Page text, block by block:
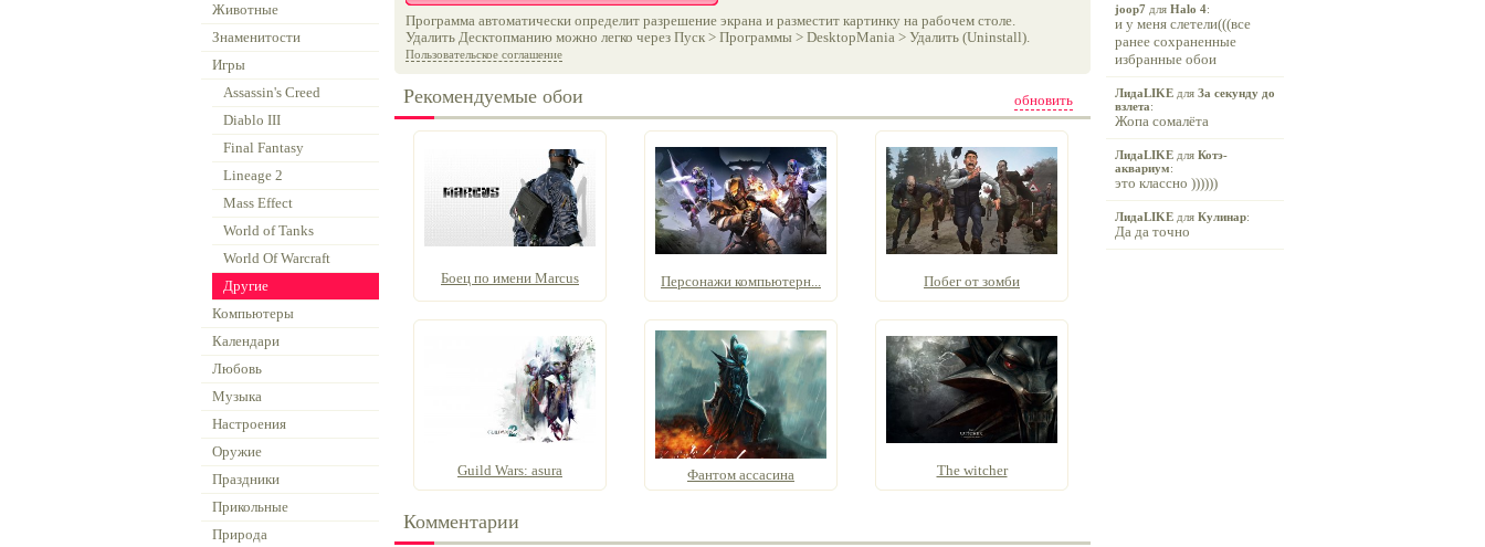
Животные
Знаменитости
Игры
Assassin's Creed
Diablo III
Final Fantasy
Lineage 2
Mass Effect
World of Tanks
World Of Warcraft
Другие
Компьютеры
Календари
Любовь
Музыка
Настроения
Оружие
Праздники
Прикольные
Природа
Программа автоматически определит разрешение экрана и разместит картинку на рабочем столе.
Удалить Десктопманию можно легко через Пуск > Программы > DesktopMania > Удалить (Uninstall).
Пользовательское соглашение
обновить
Рекомендуемые обои
Боец по имени Marcus Персонажи компьютерн... Побег от зомби
Guild Wars: asura Фантом ассасина The witcher
Комментарии
joop7 для Halo 4:
и у меня слетели(((все
ранее сохраненные
избранные обои
ЛидаLIKE для За секунду до
взлета:
Жопа сомалёта
ЛидаLIKE для Котэ-
аквариум:
это классно ))))))
ЛидаLIKE для Кулинар:
Да да точно